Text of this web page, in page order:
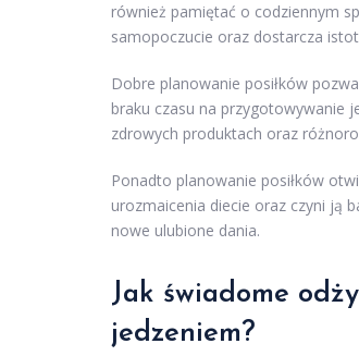
również pamiętać o codziennym
samopoczucie oraz dostarcza
Dobre planowanie posiłków
braku czasu na przygotowywanie
zdrowych produktach oraz
Ponadto planowanie posiłków
urozmaicenia diecie oraz czyni ją
nowe ulubione dania.
Jak świadome
jedzeniem?